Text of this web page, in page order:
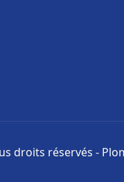
droits réservés -